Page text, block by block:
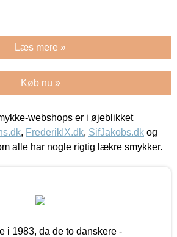
Læs mere »
Køb nu »
webshops er i øjeblikket
, FrederikIX.dk, SifJakobs.dk og
alle har nogle rigtig lækre smykker.
i 1983, da de to danskere -